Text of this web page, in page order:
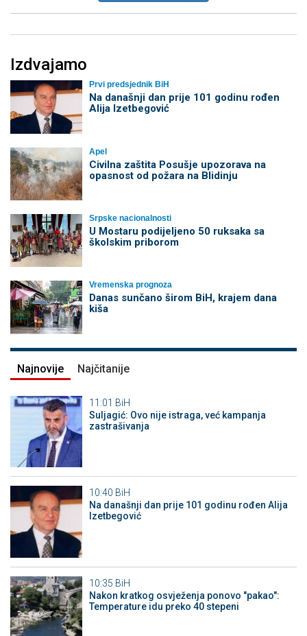
Izdvajamo
Prvi predsjednik BiH
Na današnji dan prije 101 godinu rođen
Alija Izetbegović
Apel
Civilna zaštita Posušje upozorava na
opasnost od požara na Blidinju
Srpske nacionalnosti
U Mostaru podijeljeno 50 ruksaka sa
školskim priborom
Vremenska prognoza
Danas sunčano širom BiH, krajem dana
kiša
Najnovije Najčitanije
11:01 BiH
Suljagić: Ovo nije istraga, već kampanja
zastrašivanja
10:40 BiH
Na današnji dan prije 101 godinu rođen Alija
Izetbegović
10:35 BiH
Nakon kratkog osvježenja ponovo "pakao":
Temperature idu preko 40 stepeni